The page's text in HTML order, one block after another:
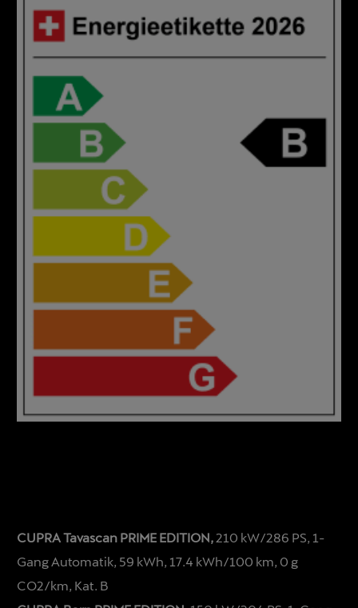
CUPRA Tavascan PRIME EDITION, 210 kW/286 PS, 1-
Gang Automatik, 59 kWh, 17.4 kWh/100 km, 0 g
CO2/km, Kat. B